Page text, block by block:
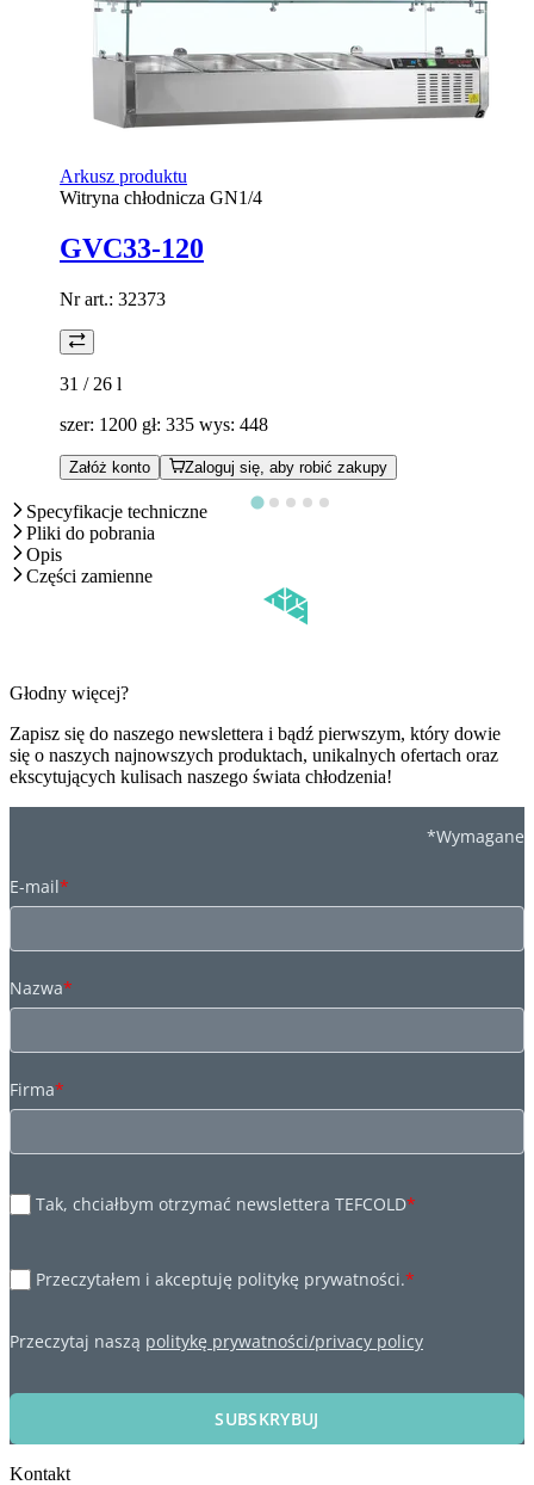
Arkusz produktu
Witryna chłodnicza GN1/4
GVC33-120
Nr art.: 32373
31 / 26 l
szer: 1200 gł: 335 wys: 448
Załóż konto Zaloguj się, aby robić zakupy
Specyfikacje techniczne
Pliki do pobrania
Opis
Części zamienne
Głodny więcej?
Zapisz się do naszego newslettera i bądź pierwszym, który dowie
się o naszych najnowszych produktach, unikalnych ofertach oraz
ekscytujących kulisach naszego świata chłodzenia!
*Wymagane
E-mail*
Nazwa*
Firma*
Tak, chciałbym otrzymać newslettera TEFCOLD*
Przeczytałem i akceptuję politykę prywatności.*
Przeczytaj naszą politykę prywatności/privacy policy
SUBSKRYBUJ
Kontakt